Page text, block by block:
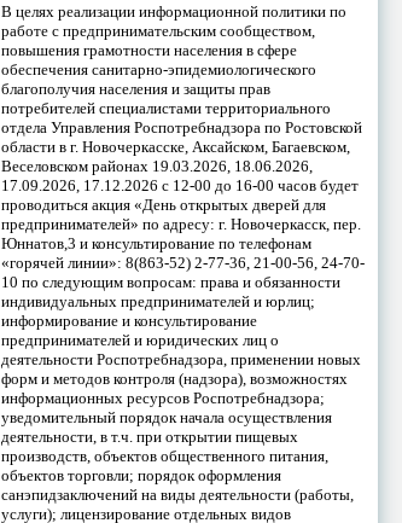
В целях реализации информационной политики по
работе с предпринимательским сообществом,
повышения грамотности населения в сфере
обеспечения санитарно-эпидемиологического
благополучия населения и защиты прав
потребителей специалистами территориального
отдела Управления Роспотребнадзора по Ростовской
области в г. Новочеркасске, Аксайском, Багаевском,
Веселовском районах 19.03.2026, 18.06.2026,
17.09.2026, 17.12.2026 с 12-00 до 16-00 часов будет
проводиться акция «День открытых дверей для
предпринимателей» по адресу: г. Новочеркасск, пер.
Юннатов,3 и консультирование по телефонам
«горячей линии»: 8(863-52) 2-77-36, 21-00-56, 24-70-
10 по следующим вопросам: права и обязанности
индивидуальных предпринимателей и юрлиц;
информирование и консультирование
предпринимателей и юридических лиц о
деятельности Роспотребнадзора, применении новых
форм и методов контроля (надзора), возможностях
информационных ресурсов Роспотребнадзора;
уведомительный порядок начала осуществления
деятельности, в т.ч. при открытии пищевых
производств, объектов общественного питания,
объектов торговли; порядок оформления
санэпидзаключений на виды деятельности (работы,
услуги); лицензирование отдельных видов